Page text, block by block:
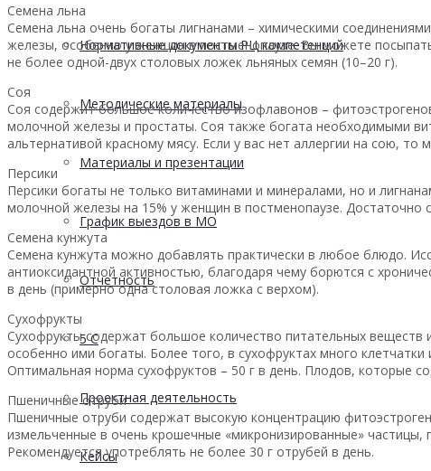
Нормативные документы РЦ компетенций
Методические материалы
Материалы и презентации
График выездов в МО
Отчетность
5 С
Проектная деятельность
Кейсы
Семена льна
Семена льна очень богаты лигнанами – химическими
железы, особенно у женщин в постменопаузе. Вы можете
не более одной-двух столовых ложек льняных семян (10–20 г).
Соя
Соя содержит большое количество изофлавонов –
молочной железы и простаты. Соя также богата необходимыми
альтернативой красному мясу. Если у вас нет аллергии на сою,
Персики
Персики богаты не только витаминами и минералами, но и
молочной железы на 15% у женщин в постменопаузе. Достаточно
Семена кунжута
Семена кунжута можно добавлять практически в любое блюдо.
антиоксидантной активностью, благодаря чему борются с
в день (примерно одна столовая ложка с верхом).
Сухофрукты
Сухофрукты содержат большое количество питательных
особенно ими богаты. Более того, в сухофруктах много
Оптимальная норма сухофруктов – 50 г в день. Плодов, которые
Пшеничные отруби
Пшеничные отруби содержат высокую концентрацию
измельченные в очень крошечные «микронизированные»
Рекомендуется употреблять не более 30 г отрубей в день.